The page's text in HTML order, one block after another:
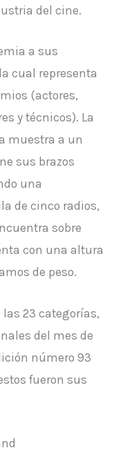
del cine.
a sus
cual representa
(actores,
y técnicos). La
muestra a un
sus brazos
una
de cinco radios,
sobre
con una altura
de peso.
las 23 categorías,
del mes de
número 93
fueron sus